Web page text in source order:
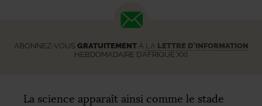
ABONNEZ-VOUS GRATUITEMENTÀ LA LETTRE D’INFORMATION
HEBDOMADAIRE D’AFRIQUE XXI
La science apparaît ainsi comme le stade